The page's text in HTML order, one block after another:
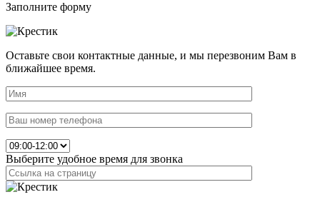
Заполните форму
Оставьте свои контактные данные, и мы перезвоним Вам в
ближайшее время.
Выберите удобное время для звонка